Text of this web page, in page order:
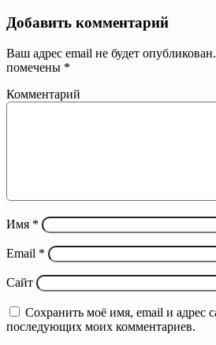
Добавить комментарий
Ваш адрес email не будет опубликован.
помечены *
Комментарий
Имя *
Email *
Сайт
Сохранить моё имя, email и адрес
последующих моих комментариев.